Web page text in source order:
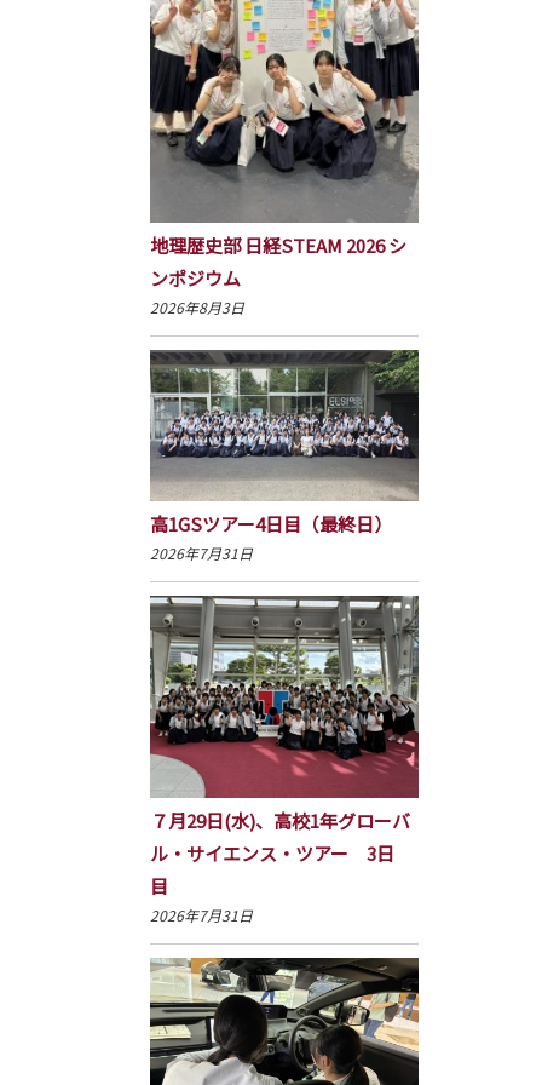
地理歴史部 日経STEAM 2026 シ
ンポジウム
2026年8月3日
高1GSツアー4日目（最終日）
2026年7月31日
７月29日(水)、高校1年グローバ
ル・サイエンス・ツアー 3日
目
2026年7月31日